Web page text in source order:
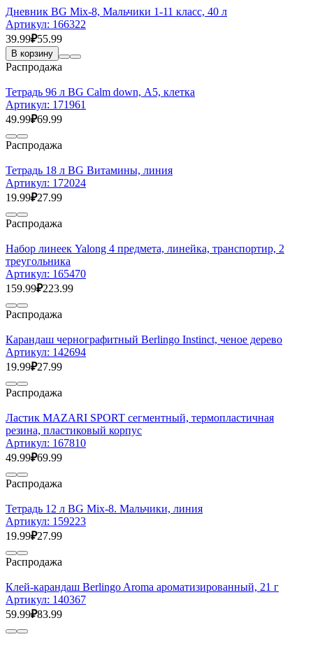
Дневник BG Mix-8, Мальчики 1-11 класс, 40 л
Артикул: 166322
39.99₽55.99
В корзину
Распродажа
Тетрадь 96 л BG Calm down, А5, клетка
Артикул: 171961
49.99₽69.99
Распродажа
Тетрадь 18 л BG Витамины, линия
Артикул: 172024
19.99₽27.99
Распродажа
Набор линеек Yalong 4 предмета, линейка, транспортир, 2
треугольника
Артикул: 165470
159.99₽223.99
Распродажа
Карандаш чернографитный Berlingo Instinct, ченое дерево
Артикул: 142694
19.99₽27.99
Распродажа
Ластик MAZARI SPORT сегментный, термопластичная
резина, пластиковый корпус
Артикул: 167810
49.99₽69.99
Распродажа
Тетрадь 12 л BG Mix-8. Мальчики, линия
Артикул: 159223
19.99₽27.99
Распродажа
Клей-карандаш Berlingo Aroma ароматизированный, 21 г
Артикул: 140367
59.99₽83.99